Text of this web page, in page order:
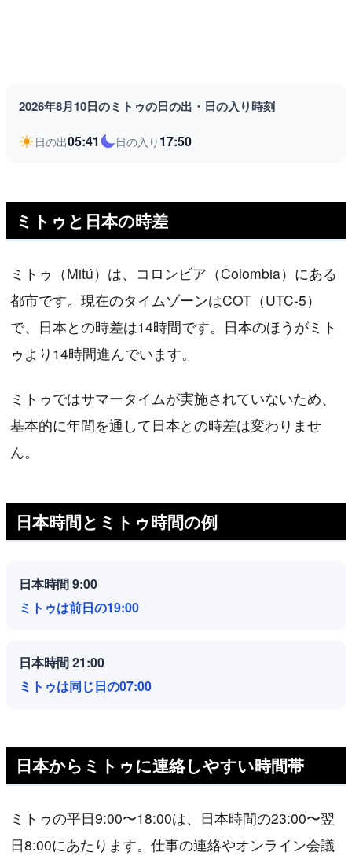
2026年8月10日のミトゥの日の出・日の入り時刻
日の出05:41 日の入り 17:50
ミトゥと日本の時差
ミトゥ（Mitú）は、コロンビア（Colombia）にある
都市です。現在のタイムゾーンはCOT（UTC-5）
で、日本との時差は14時間です。日本のほうがミト
ゥより14時間進んでいます。
ミトゥではサマータイムが実施されていないため、
基本的に年間を通して日本との時差は変わりませ
ん。
日本時間とミトゥ時間の例
日本時間 9:00
ミトゥは前日の19:00
日本時間 21:00
ミトゥは同じ日の07:00
日本からミトゥに連絡しやすい時間帯
ミトゥの平日9:00〜18:00は、日本時間の23:00〜翌
日8:00にあたります。仕事の連絡やオンライン会議